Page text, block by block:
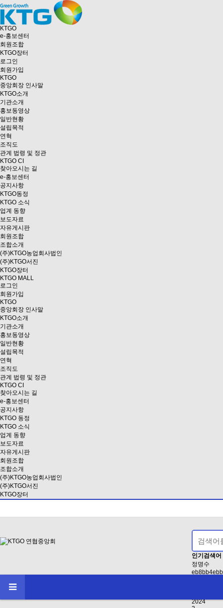
KTGO
e-홍보센터
회원조합
KTGO장터
로그인
회원가입
KTGO
중앙회장 인사말
KTGO소개
기관소개
홍보동영상
일반현황
설립목적
연혁
조직도
관계 법령 및 정관
KTGO CI
찾아오시는 길
e-홍보센터
공지사항
KTGO동정
KTGO 소식
업계 동향
보도자료
자유게시판
회원조합
조합소개
(주)KTGO농업회사법인
(주)KTGO서진
KTGO장터
KTGO MALL
로그인
회원가입
KTGO
중앙회장 인사말
KTGO소개
기관소개
홍보동영상
일반현황
설립목적
연혁
조직도
관계 법령 및 정관
KTGO CI
찾아오시는 길
e-홍보센터
공지사항
KTGO 동정
KTGO 소식
업계 동향
보도자료
자유게시판
회원조합
조합소개
(주)KTGO농업회사법인
(주)KTGO서진
KTGO장터
인기검색어
정명수
2024